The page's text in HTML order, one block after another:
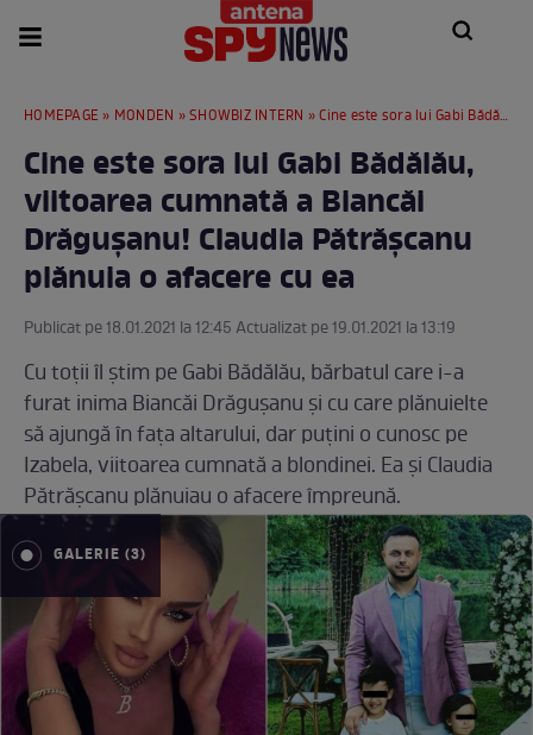
HOMEPAGE » MONDEN »SHOWBIZ INTERN » Cine este sora lui Gabi Bădălău, viitoarea cumnată a Biancăi Drăgușanu! Claudia Pătrășcanu plănuia o afacere cu ea
Cine este sora lui Gabi Bădălău,
viitoarea cumnată a Biancăi
Drăgușanu! Claudia Pătrășcanu
plănuia o afacere cu ea
Publicat pe 18.01.2021 la 12:45 Actualizat pe 19.01.2021 la 13:19
Cu toții îl știm pe Gabi Bădălău, bărbatul care i-a
furat inima Biancăi Drăgușanu și cu care plănuielte
să ajungă în fața altarului, dar puțini o cunosc pe
Izabela, viitoarea cumnată a blondinei. Ea și Claudia
Pătrășcanu plănuiau o afacere împreună.
GALERIE (3)